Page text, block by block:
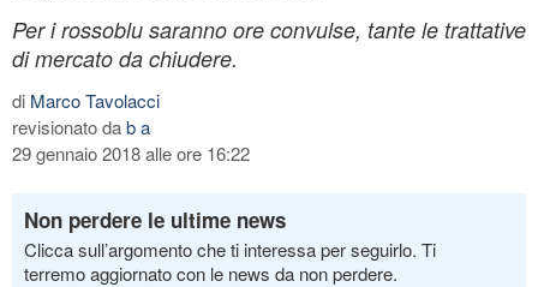
Per i rossoblu saranno ore convulse, tante le trattative
di mercato da chiudere.
di Marco Tavolacci
revisionato dab a
29 gennaio 2018 alle ore 16:22
Non perdere le ultime news
Clicca sull’argomento che ti interessa per seguirlo. Ti
terremo aggiornato con le news da non perdere.